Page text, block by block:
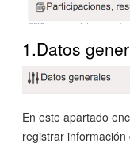
1.Datos
En este apartado
registrar